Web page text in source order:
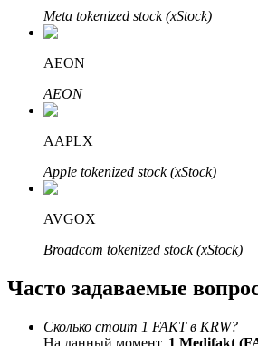
Meta tokenized stock (xStock)
AEON
AEON
AAPLX
Apple tokenized stock (xStock)
AVGOX
Broadcom tokenized stock (xStock)
Часто задаваемые
Сколько стоит 1 FAKT в KRW?
На данный момент, 1 Medifakt